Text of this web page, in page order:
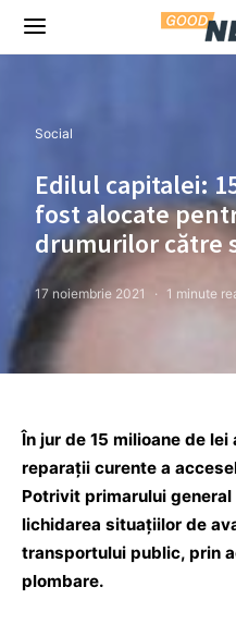
Social
Edilul capitalei:
fost alocate
drumurilor către
17 noiembrie 2021 1 minute
În jur de 15 milioane de
reparații curente a
Potrivit primarului
lichidarea situațiilor de
transportului public, prin
plombare.